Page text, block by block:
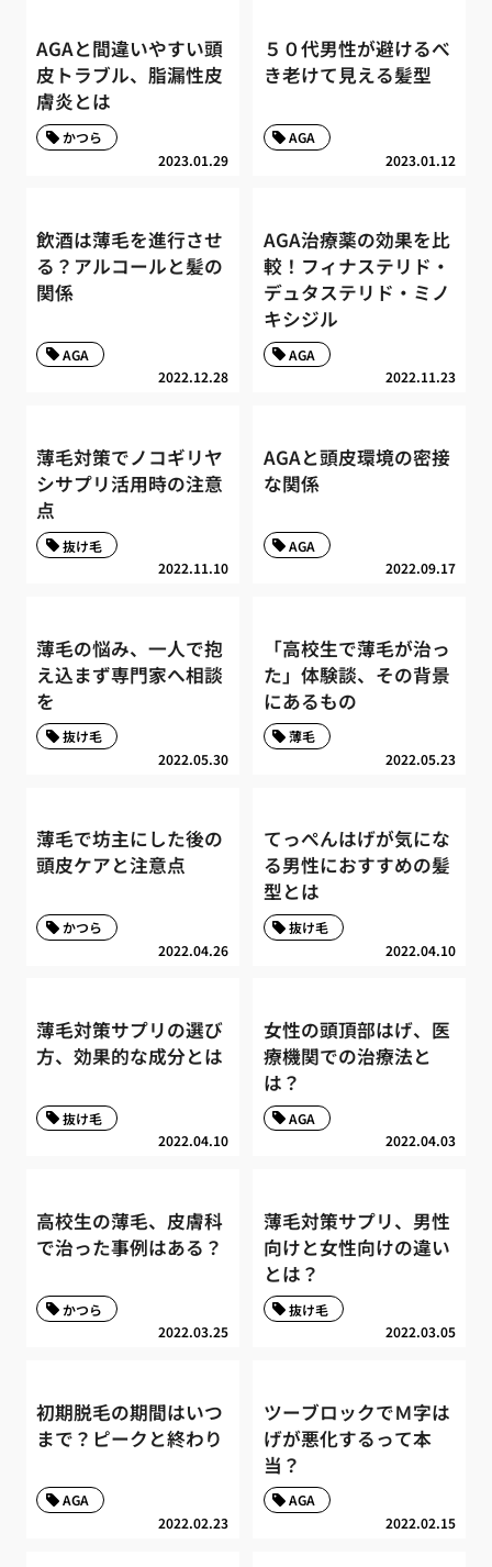
AGAと間違いやすい頭
皮トラブル、脂漏性皮
膚炎とは
2023.01.29
かつら
５０代男性が避けるべ
き老けて見える髪型
2023.01.12
AGA
飲酒は薄毛を進行させ
る？アルコールと髪の
関係
2022.12.28
AGA
AGA治療薬の効果を比
較！フィナステリド・
デュタステリド・ミノ
キシジル
2022.11.23
AGA
薄毛対策でノコギリヤ
シサプリ活用時の注意
点
2022.11.10
抜け毛
AGAと頭皮環境の密接
な関係
2022.09.17
AGA
薄毛の悩み、一人で抱
え込まず専門家へ相談
を
2022.05.30
抜け毛
「高校生で薄毛が治っ
た」体験談、その背景
にあるもの
2022.05.23
薄毛
薄毛で坊主にした後の
頭皮ケアと注意点
2022.04.26
かつら
てっぺんはげが気にな
る男性におすすめの髪
型とは
2022.04.10
抜け毛
薄毛対策サプリの選び
方、効果的な成分とは
2022.04.10
抜け毛
女性の頭頂部はげ、医
療機関での治療法と
は？
2022.04.03
AGA
高校生の薄毛、皮膚科
で治った事例はある？
2022.03.25
かつら
薄毛対策サプリ、男性
向けと女性向けの違い
とは？
2022.03.05
抜け毛
初期脱毛の期間はいつ
まで？ピークと終わり
2022.02.23
AGA
ツーブロックでＭ字は
げが悪化するって本
当？
2022.02.15
AGA